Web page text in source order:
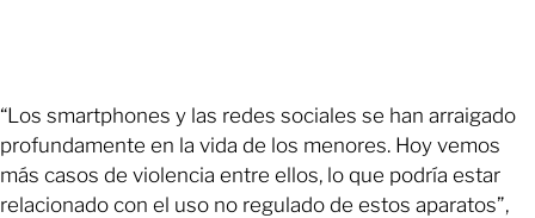
“Los smartphones y las redes sociales se han arraigado
profundamente en la vida de los menores. Hoy vemos
más casos de violencia entre ellos, lo que podría estar
relacionado con el uso no regulado de estos aparatos”,